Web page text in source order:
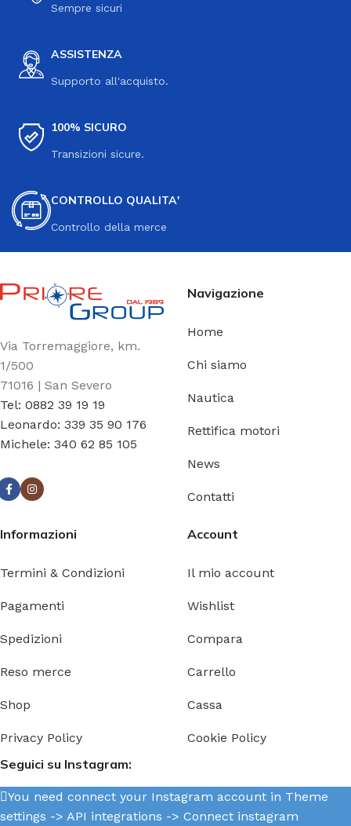
Sempre sicuri
ASSISTENZA
Supporto all'acquisto.
100% SICURO
Transizioni sicure.
CONTROLLO QUALITA'
Controllo della merce
Via Torremaggiore, km.
1/500
71016 | San Severo
Tel: 0882 39 19 19
Leonardo: 339 35 90 176
Michele: 340 62 85 105
Navigazione
Home
Chi siamo
Nautica
Rettifica motori
News
Contatti
Informazioni
Termini & Condizioni
Pagamenti
Spedizioni
Reso merce
Shop
Privacy Policy
Account
Il mio account
Wishlist
Compara
Carrello
Cassa
Cookie Policy
Seguici su Instagram:
You need connect your Instagram account in Theme
settings -> API integrations -> Connect instagram